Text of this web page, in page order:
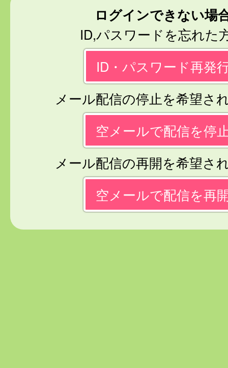
ログインできない場
ID,パスワードを忘れた
ID・パスワード再発
メール配信の停止を希望さ
空メールで配信を停
メール配信の再開を希望さ
空メールで配信を再